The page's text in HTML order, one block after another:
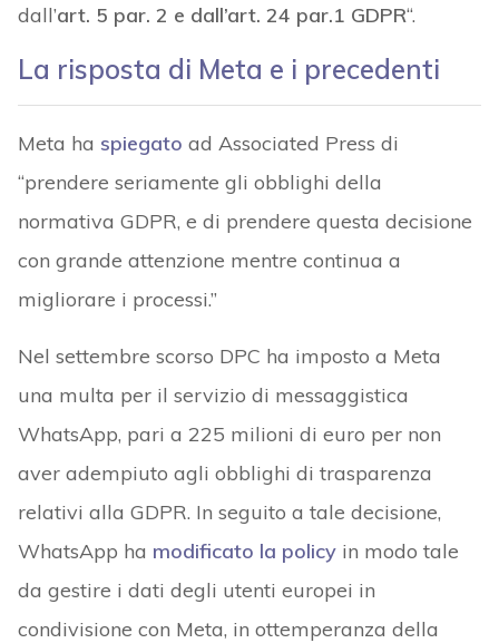
dall’art. 5 par. 2 e dall’art. 24 par.1 GDPR“.
La risposta di Meta e i precedenti
Meta ha spiegato ad Associated Press di
“prendere seriamente gli obblighi della
normativa GDPR, e di prendere questa decisione
con grande attenzione mentre continua a
migliorare i processi.”
Nel settembre scorso DPC ha imposto a Meta
una multa per il servizio di messaggistica
WhatsApp, pari a 225 milioni di euro per non
aver adempiuto agli obblighi di trasparenza
relativi alla GDPR. In seguito a tale decisione,
WhatsApp ha modificato la policyin modo tale
da gestire i dati degli utenti europei in
condivisione con Meta, in ottemperanza della